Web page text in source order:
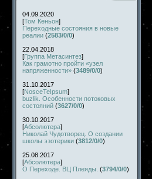
04.09.2020
[Том Кеньон]
Переходные состояния в новые
реалии (2583/0/0)
22.04.2018
[Группа Метасинтез]
Как грамотно пройти «узел
напряженности» (3489/0/0)
31.10.2017
[NosceTeIpsum]
buzlik. Особенности потоковых
состояний (3627/0/0)
30.10.2017
[Абсолютера]
Николай Чудотворец. О создании
школы эзотерики (3812/0/0)
25.08.2017
[Абсолютера]
О Переходе. ВЦ Плеяды. (3794/0/0)